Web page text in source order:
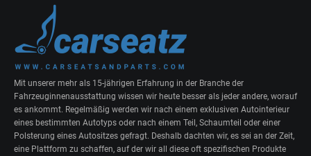
Mit unserer mehr als 15-jährigen Erfahrung in der Branche der
Fahrzeuginnenausstattung wissen wir heute besser als jeder andere, worauf
es ankommt. Regelmäßig werden wir nach einem exklusiven Autointerieur
eines bestimmten Autotyps oder nach einem Teil, Schaumteil oder einer
Polsterung eines Autositzes gefragt. Deshalb dachten wir, es sei an der Zeit,
eine Plattform zu schaffen, auf der wir all diese oft spezifischen Produkte